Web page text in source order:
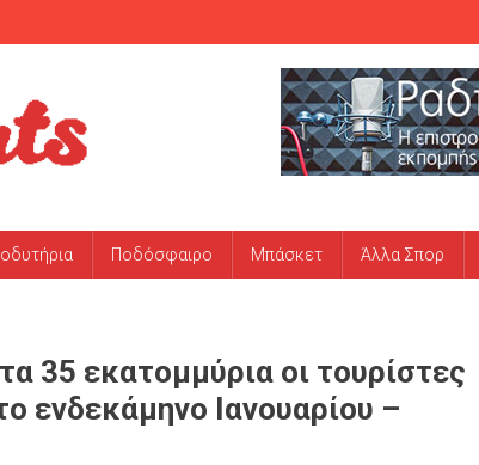
Ποδόσφαιρο Μπάσκετ Άλλα Σπορ
35 εκατομμύρια οι τουρίστες
ενδεκάμηνο Ιανουαρίου –